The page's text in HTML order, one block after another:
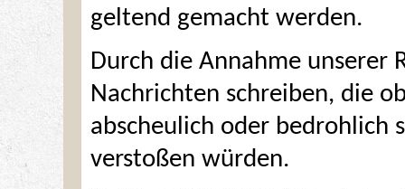
geltend gemacht werden.
Durch die Annahme unserer
Nachrichten schreiben, die
abscheulich oder bedrohlich
verstoßen würden.